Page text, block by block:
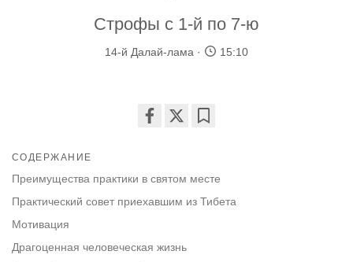
Строфы с 1-й по 7-ю
14-й Далай-лама 15:10
СОДЕРЖАНИЕ
Преимущества практики в святом месте
Практический совет приехавшим из Тибета
Мотивация
Драгоценная человеческая жизнь